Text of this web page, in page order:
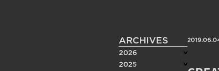
ARCHIVES
2026
2025